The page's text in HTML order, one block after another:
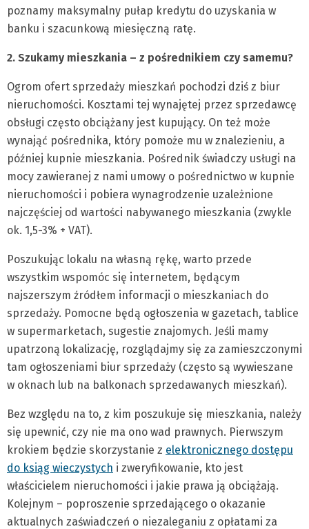
poznamy maksymalny pułap kredytu do uzyskania w
banku i szacunkową miesięczną ratę.
2. Szukamy mieszkania – z pośrednikiem czy samemu?
Ogrom ofert sprzedaży mieszkań pochodzi dziś z biur
nieruchomości. Kosztami tej wynajętej przez sprzedawcę
obsługi często obciążany jest kupujący. On też może
wynająć pośrednika, który pomoże mu w znalezieniu, a
później kupnie mieszkania. Pośrednik świadczy usługi na
mocy zawieranej z nami umowy o pośrednictwo w kupnie
nieruchomości i pobiera wynagrodzenie uzależnione
najczęściej od wartości nabywanego mieszkania (zwykle
ok. 1,5-3% + VAT).
Poszukując lokalu na własną rękę, warto przede
wszystkim wspomóc się internetem, będącym
najszerszym źródłem informacji o mieszkaniach do
sprzedaży. Pomocne będą ogłoszenia w gazetach, tablice
w supermarketach, sugestie znajomych. Jeśli mamy
upatrzoną lokalizację, rozglądajmy się za zamieszczonymi
tam ogłoszeniami biur sprzedaży (często są wywieszane
w oknach lub na balkonach sprzedawanych mieszkań).
Bez względu na to, z kim poszukuje się mieszkania, należy
się upewnić, czy nie ma ono wad prawnych. Pierwszym
krokiem będzie skorzystanie z elektronicznego dostępu
do ksiąg wieczystych i zweryfikowanie, kto jest
właścicielem nieruchomości i jakie prawa ją obciążają.
Kolejnym – poproszenie sprzedającego o okazanie
aktualnych zaświadczeń o niezaleganiu z opłatami za